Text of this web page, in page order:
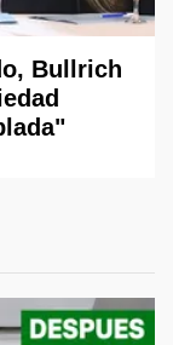
Bullrich